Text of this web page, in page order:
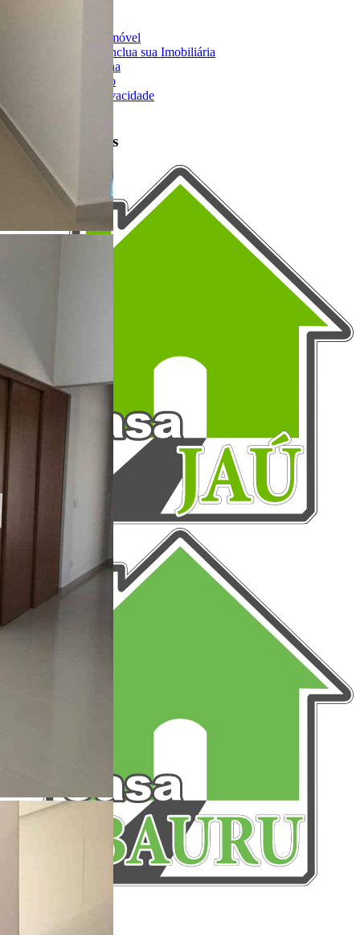
Anuncie seu Imóvel
Cadastre-se | Inclua sua Imobiliária
Como Funciona
Termos de Uso
Política de Privacidade
Portais Parceiros